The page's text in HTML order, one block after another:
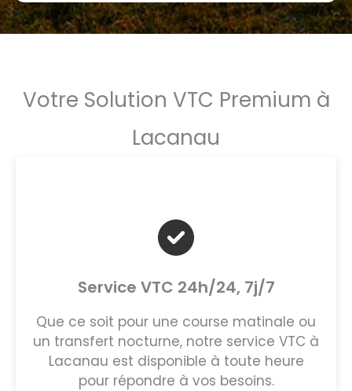
Votre Solution VTC Premium à
Lacanau
Service VTC 24h/24, 7j/7
Que ce soit pour une course matinale ou
un transfert nocturne, notre service VTC à
Lacanau est disponible à toute heure
pour répondre à vos besoins.